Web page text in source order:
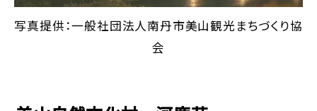
写真提供：一般社団法人南丹市美山観光まちづくり協
会